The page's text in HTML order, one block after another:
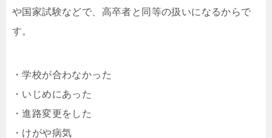
や国家試験などで、高卒者と同等の扱いになるからで
す。
・学校が合わなかった
・いじめにあった
・進路変更をした
・けがや病気